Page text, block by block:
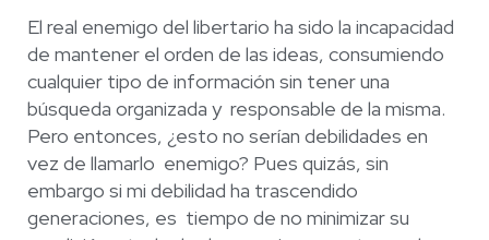
El real enemigo del libertario ha sido la incapacidad
de mantener el orden de las ideas, consumiendo
cualquier tipo de información sin tener una
búsqueda organizada y responsable de la misma.
Pero entonces, ¿esto no serían debilidades en
vez de llamarlo enemigo? Pues quizás, sin
embargo si mi debilidad ha trascendido
generaciones, es tiempo de no minimizar su